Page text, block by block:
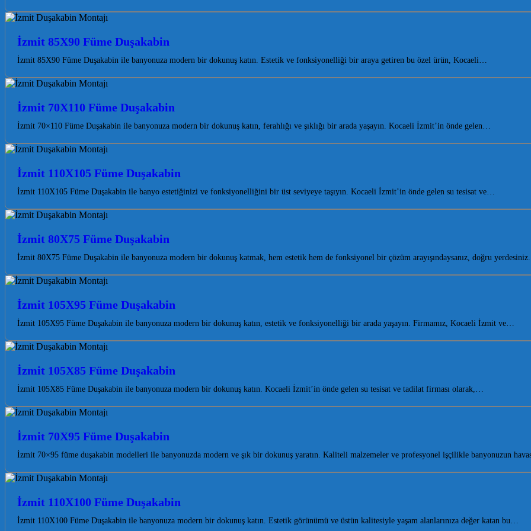
İzmit 85X90 Füme Duşakabin
İzmit 85X90 Füme Duşakabin ile banyonuza modern bir dokunuş katın. Estetik ve fonksiyonelliği bir araya getiren bu özel ürün, Kocaeli…
İzmit 70X110 Füme Duşakabin
İzmit 70×110 Füme Duşakabin ile banyonuza modern bir dokunuş katın, ferahlığı ve şıklığı bir arada yaşayın. Kocaeli İzmit’in önde gelen…
İzmit 110X105 Füme Duşakabin
İzmit 110X105 Füme Duşakabin ile banyo estetiğinizi ve fonksiyonelliğini bir üst seviyeye taşıyın. Kocaeli İzmit’in önde gelen su tesisat ve…
İzmit 80X75 Füme Duşakabin
İzmit 80X75 Füme Duşakabin ile banyonuza modern bir dokunuş katmak, hem estetik hem de fonksiyonel bir çözüm arayışındaysanız, doğru
İzmit 105X95 Füme Duşakabin
İzmit 105X95 Füme Duşakabin ile banyonuza modern bir dokunuş katın, estetik ve fonksiyonelliği bir arada yaşayın. Firmamız, Kocaeli İzmit ve…
İzmit 105X85 Füme Duşakabin
İzmit 105X85 Füme Duşakabin ile banyonuza modern bir dokunuş katın. Kocaeli İzmit’in önde gelen su tesisat ve tadilat firması olarak,…
İzmit 70X95 Füme Duşakabin
İzmit 70×95 füme duşakabin modelleri ile banyonuzda modern ve şık bir dokunuş yaratın. Kaliteli malzemeler ve profesyonel işçilikle banyonuzun
İzmit 110X100 Füme Duşakabin
İzmit 110X100 Füme Duşakabin ile banyonuza modern bir dokunuş katın. Estetik görünümü ve üstün kalitesiyle yaşam alanlarınıza değer katan bu…